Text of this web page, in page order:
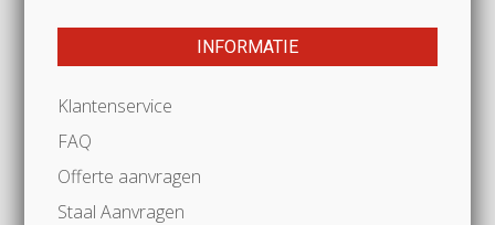
INFORMATIE
Klantenservice
FAQ
Offerte aanvragen
Staal Aanvragen